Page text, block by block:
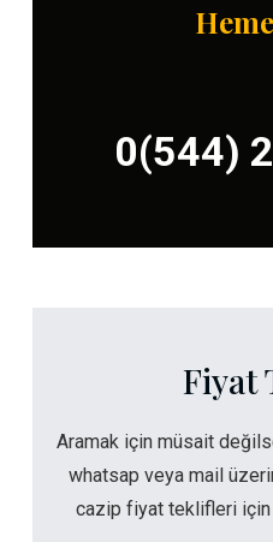
0(544)
Fiyat
Aramak için müsait
whatsap veya mail
cazip fiyat teklifleri